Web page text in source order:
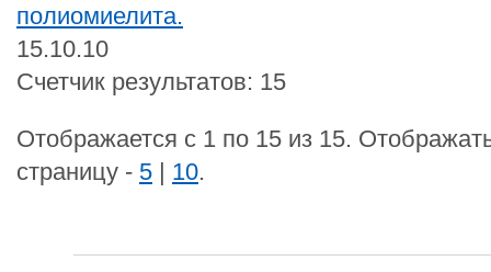
полиомиелита.
15.10.10
Счетчик результатов: 15
Отображается с 1 по 15 из 15.
страницу - 5 | 10.